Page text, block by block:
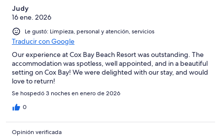
Judy
16 ene. 2026
Le gustó: Limpieza, personal y atención, servicios
Traducir con Google
Our experience at Cox Bay Beach Resort was outstanding. The
accommodation was spotless, well appointed, and in a beautiful
setting on Cox Bay! We were delighted with our stay, and would
love to return!
Se hospedó 3 noches en enero de 2026
0
Opinión verificada